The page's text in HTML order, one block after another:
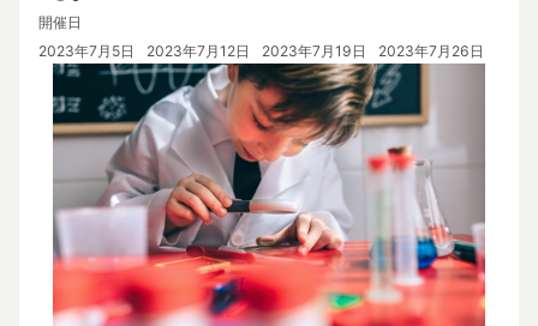
開催日
2023年7月5日
2023年7月12日 2023年7月19日 2023年7月26日